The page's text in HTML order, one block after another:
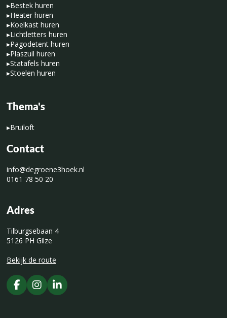
▸Bestek huren
▸Heater huren
▸Koelkast huren
▸Lichtletters huren
▸Pagodetent huren
▸Plaszuil huren
▸Statafels huren
▸Stoelen huren
Thema's
▸Bruiloft
Contact
info@degroene3hoek.nl
0161 78 50 20
Adres
Tilburgsebaan 4
5126 PH Gilze
Bekijk de route